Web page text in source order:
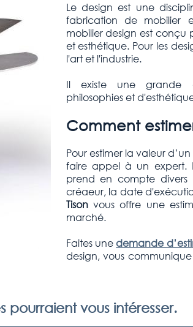
Le design est une
fabrication de mobilier
mobilier design est conçu
et esthétique. Pour les
l'art et l'industrie.
Il existe une grande
philosophies et
Comment
Pour estimer la valeur
faire appel à un expert.
prend en compte divers
créaeur, la date
Tisonvous offre une
marché.
Faites une demande
design, vous
pourraient vous intéresser.